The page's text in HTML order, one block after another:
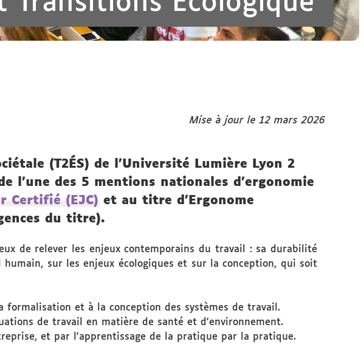
Mise à jour le 12 mars 2026
(T2ÉS) de l’Université Lumière Lyon 2
l’une des 5 mentions nationales d’ergonomie
Certifié (EJC) et au titre d’Ergonome
du titre).
de relever les enjeux contemporains du travail : sa durabilité
sur les enjeux écologiques et sur la conception, qui soit
formalisation et à la conception des systèmes de travail.
de travail en matière de santé et d'environnement.
et par l'apprentissage de la pratique par la pratique.